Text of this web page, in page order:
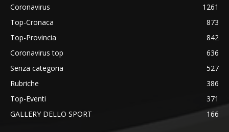
Coronavirus
1261
Top-Cronaca
873
Top-Provincia
842
Coronavirus top
636
Senza categoria
527
Rubriche
386
Top-Eventi
371
GALLERY DELLO SPORT
166